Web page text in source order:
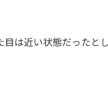
は近い状態だったと